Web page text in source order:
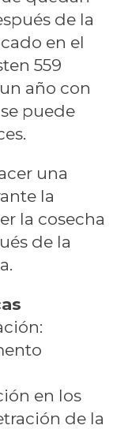
de la
en el
559
año con
puede
una
la
la cosecha
de la
en los
de la